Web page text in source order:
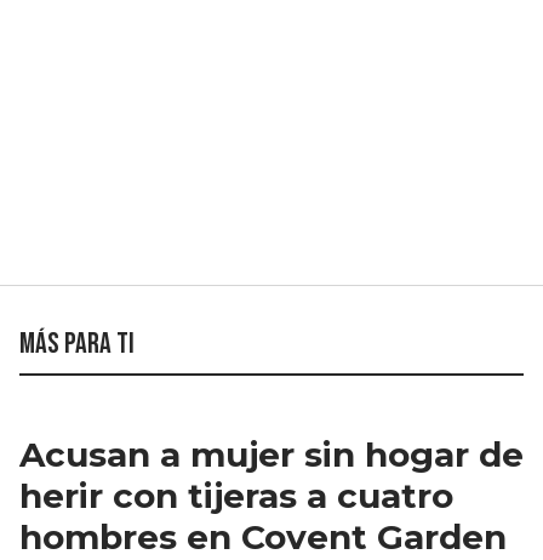
Más para ti
Acusan a mujer sin hogar de
herir con tijeras a cuatro
hombres en Covent Garden